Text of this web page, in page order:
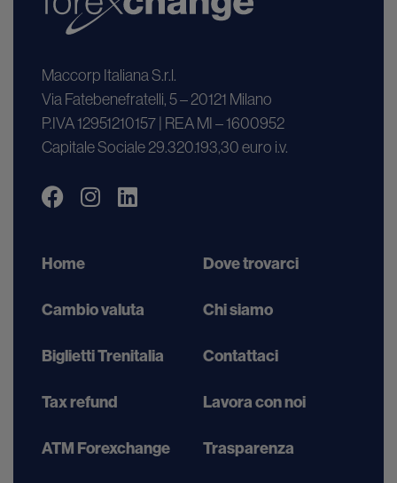
Maccorp Italiana S.r.l.
Via Fatebenefratelli, 5 – 20121 Milano
P.IVA 12951210157 | REA MI – 1600952
Capitale Sociale 29.320.193,30 euro i.v.
Home
Cambio valuta
Biglietti Trenitalia
Tax refund
ATM Forexchange
Dove trovarci
Chi siamo
Contattaci
Lavora con noi
Trasparenza